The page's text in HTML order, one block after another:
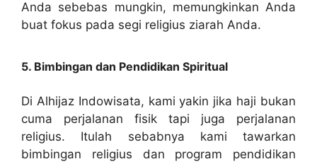
Anda sebebas mungkin, memungkinkan Anda
buat fokus pada segi religius ziarah Anda.
5. Bimbingan dan Pendidikan Spiritual
Di Alhijaz Indowisata, kami yakin jika haji bukan
cuma perjalanan fisik tapi juga perjalanan
religius. Itulah sebabnya kami tawarkan
bimbingan religius dan program pendidikan